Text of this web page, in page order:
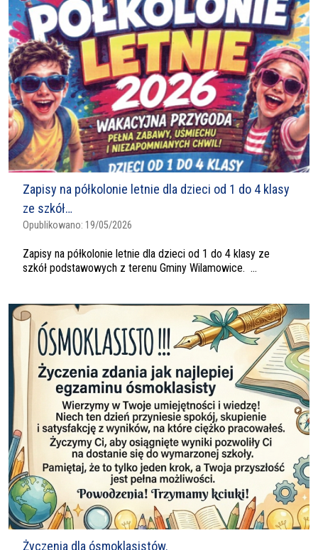
Zapisy na półkolonie letnie dla dzieci od 1 do 4 klasy
ze szkół…
Opublikowano: 19/05/2026
Zapisy na półkolonie letnie dla dzieci od 1 do 4 klasy ze
szkół podstawowych z terenu Gminy Wilamowice. ...
Życzenia dla ósmoklasistów.